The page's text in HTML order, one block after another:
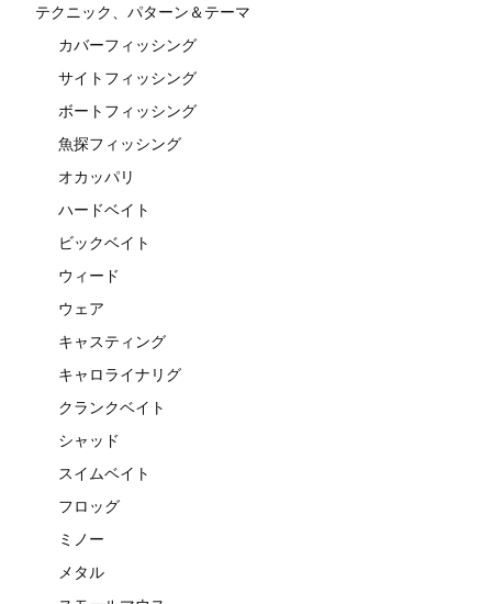
テクニック、パターン＆テーマ
カバーフィッシング
サイトフィッシング
ボートフィッシング
魚探フィッシング
オカッパリ
ハードベイト
ビックベイト
ウィード
ウェア
キャスティング
キャロライナリグ
クランクベイト
シャッド
スイムベイト
フロッグ
ミノー
メタル